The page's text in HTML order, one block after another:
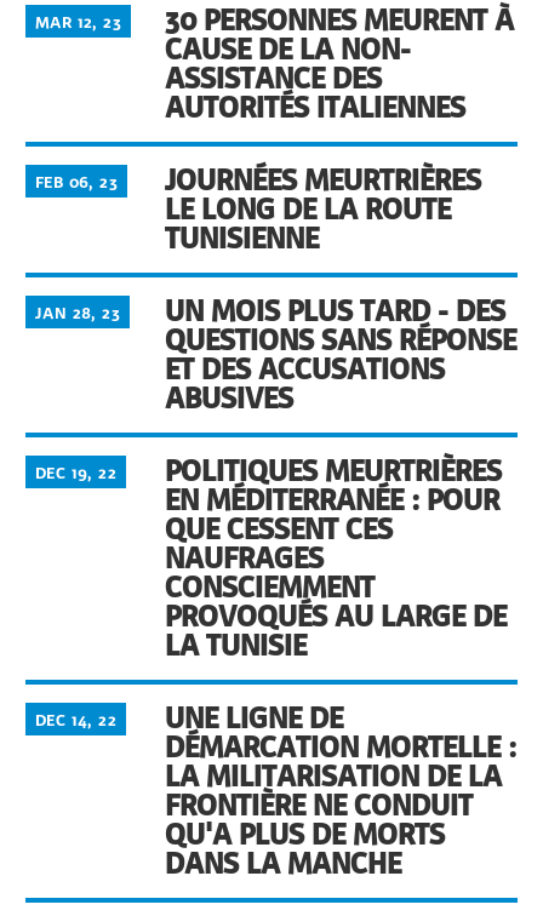
30 PERSONNES MEURENT À
CAUSE DE LA NON-
ASSISTANCE DES
AUTORITÉS ITALIENNES
MAR 12, 23
JOURNÉES MEURTRIÈRES
LE LONG DE LA ROUTE
TUNISIENNE
FEB 06, 23
UN MOIS PLUS TARD - DES
QUESTIONS SANS RÉPONSE
ET DES ACCUSATIONS
ABUSIVES
JAN 28, 23
POLITIQUES MEURTRIÈRES
EN MÉDITERRANÉE : POUR
QUE CESSENT CES
NAUFRAGES
CONSCIEMMENT
PROVOQUÉS AU LARGE DE
LA TUNISIE
DEC 19, 22
UNE LIGNE DE
DÉMARCATION MORTELLE :
LA MILITARISATION DE LA
FRONTIÈRE NE CONDUIT
QU'A PLUS DE MORTS
DANS LA MANCHE
DEC 14, 22